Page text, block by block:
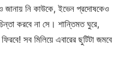
জানায় নি কাউকে, ইভেন প্রদোষকেও
করবে না সে। শান্তিমত ঘুরে,
সব মিলিয়ে এবারের ছুটিটা জমবে